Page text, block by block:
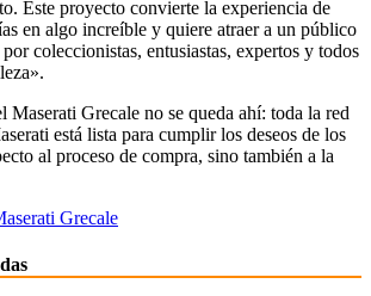
Este proyecto convierte la experiencia de
en algo increíble y quiere atraer a un público
coleccionistas, entusiastas, expertos y todos
Maserati Grecale no se queda ahí: toda la red
está lista para cumplir los deseos de los
al proceso de compra, sino también a la
Grecale